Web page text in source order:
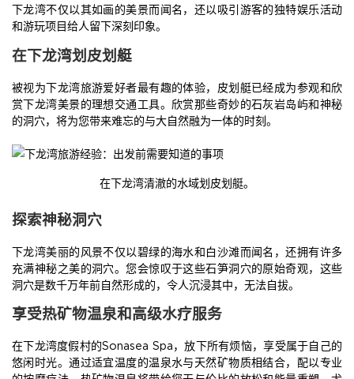
下龙湾不仅以其如画的美景而闻名，还以吸引游客的独特娱乐活动
和游玩项目给人留下深刻印象。
在下龙湾划皮划艇
被视为下龙湾旅游爱好者最有趣的体验，皮划艇已经成为参观和欣
赏下龙湾美景的理想交通工具。欣赏那些奇妙的石灰岩岛屿和神秘
的洞穴，将为您带来难忘的与大自然融为一体的时刻。
在下龙湾清澈的水域划皮划艇。
探索神秘洞穴
下龙湾美丽的风景不仅以碧绿的海水和白沙滩而闻名，还拥有许多
充满神秘之美的洞穴。您会惊叹于这些石笋洞穴的原始奇观，这些
洞穴是数千万年前自然形成的，令人沉浸其中，无法自拔。
享受热矿物温泉和高级水疗服务
在下龙湾度假村的Sonasea Spa，放下所有烦恼，享受属于自己的
悠闲时光。通过适宜温度的温泉水与天然矿物质相结合，配以专业